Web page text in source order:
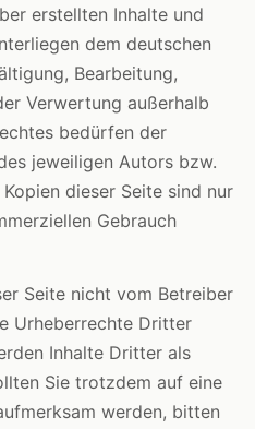
erstellten Inhalte und
dem deutschen
Bearbeitung,
Verwertung außerhalb
bedürfen der
jeweiligen Autors bzw.
dieser Seite sind nur
Gebrauch
Seite nicht vom Betreiber
Urheberrechte Dritter
Inhalte Dritter als
Sie trotzdem auf eine
werden, bitten